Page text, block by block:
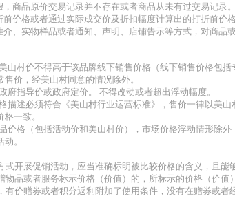
商品原价交易记录并不存在或者商品从未有过交易记录。
价格或者通过实际成交价及折扣幅度计算出的打折前价格
、实物样品或者通知、声明、店铺告示等方式，对商品
山村价不得高于该品牌线下销售价格（线下销售价格包
价，经美山村同意的情况除外。
指导价或政府定价。 不得改动或者超出浮动幅度。
描述必须符合《美山村行业运营标准》，售价一律以美
一致。
价格（包括活动价和美山村价），市场价格浮动情形除
。
开展促销活动，应当准确标明被比较价格的含义，且能
品或者服务标示价格（价值）的，所标示的价格（价值
价赠券或者积分返利附加了使用条件，没有在赠券或者